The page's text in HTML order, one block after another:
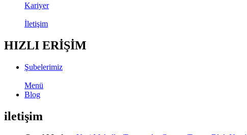
Kariyer
İletişim
HIZLI ERİŞİM
Şubelerimiz
Menü
Blog
iletişim